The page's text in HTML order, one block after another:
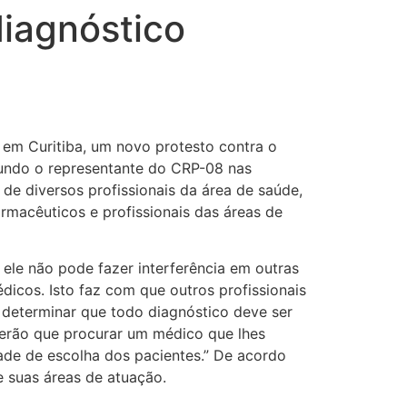
Curitiba, um novo protesto contra o
o representante do CRP-08 nas
diversos profissionais da área de saúde,
e profissionais das áreas de
não pode fazer interferência em outras
Isto faz com que outros profissionais
que todo diagnóstico deve ser
que procurar um médico que lhes
de escolha dos pacientes.” De acordo
áreas de atuação.